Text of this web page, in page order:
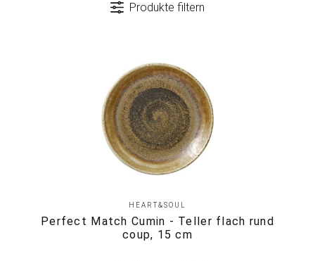
Produkte filtern
HEART&SOUL
Perfect Match Cumin - Teller flach rund
coup, 15 cm